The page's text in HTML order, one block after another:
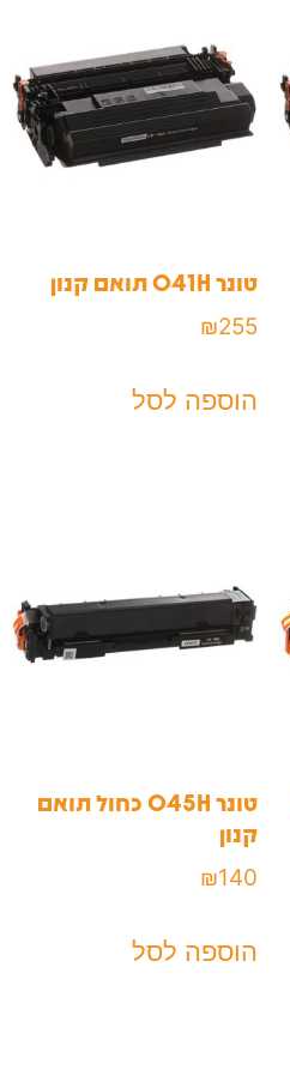
טונר 041H תואם קנון
₪255
הוספה לסל
טונר 045H כחול תואם
קנון
₪140
הוספה לסל